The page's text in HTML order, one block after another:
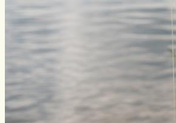
Снасти
Спиннинг
Блесна
Воблеры
Поплавок
Виды ловли
Зимняя рыбалка